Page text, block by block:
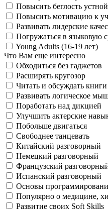
Повысить беглость
Повысить мотивацию к
Развивать лидерские
Погружаться в языковую
Young Adults (16-19 лет)
Что Вам еще интересно
Обходиться без гаджетов
Расширять кругозор
Читать и обсуждать книги
Развивать логическое
Поработать над дикцией
Улучшить актерские
Побольше двигаться
Свободнее танцевать
Китайский разговорный
Немецкий разговорный
Французский
Испанский разговорный
Основы
Популярно о медицине,
Развитие своих Soft Skills